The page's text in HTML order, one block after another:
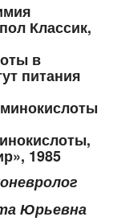
Классик,
в
питания
1985
Юрьевна